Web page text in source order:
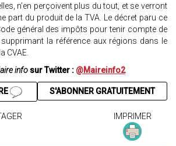
n’en perçoivent plus du tout, et se verront
part du produit de la TVA. Le décret paru ce
général des impôts pour tenir compte de
la référence aux régions dans le
CVAE.
info sur Twitter : @Maireinfo2
S'ABONNER GRATUITEMENT
IMPRIMER